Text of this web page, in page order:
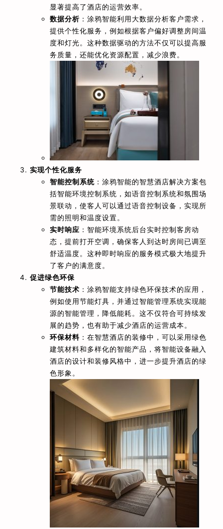
显著提高了酒店的运营效率。
数据分析 ：涂鸦智能利用大数据分析客户需求，
提供个性化服务，例如根据客户偏好调整房间温
度和灯光。这种数据驱动的方法不仅可以提高服
务质量，还能优化资源配置，减少浪费。
实现个性化服务
智能控制系统 ：涂鸦智能的智慧酒店解决方案包
括智能环境控制系统，如语音控制系统和氛围场
景联动，使客人可以通过语音控制设备，实现所
需的照明和温度设置。
实时响应 ：智能环境系统后台实时控制客房动
态，提前打开空调，确保客人到达时房间已调至
舒适温度。这种即时响应的服务模式极大地提升
了客户的满意度。
促进绿色环保
节能技术 ：涂鸦智能支持绿色环保技术的应用，
例如使用节能灯具，并通过智能管理系统实现能
源的智能管理，降低能耗。这不仅符合可持续发
展的趋势，也有助于减少酒店的运营成本。
环保材料 ：在智慧酒店的装修中，可以采用绿色
建筑材料和多样化的智能产品，将智能设备融入
酒店的设计和装修风格中，进一步提升酒店的绿
色形象。